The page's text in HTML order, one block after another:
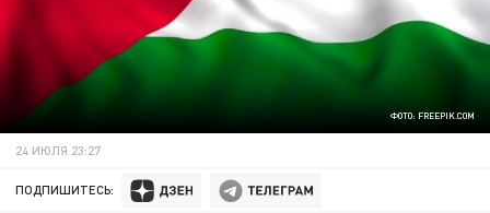
ФОТО: FREEPIK.COM
24 ИЮЛЯ 23:27
ПОДПИШИТЕСЬ: